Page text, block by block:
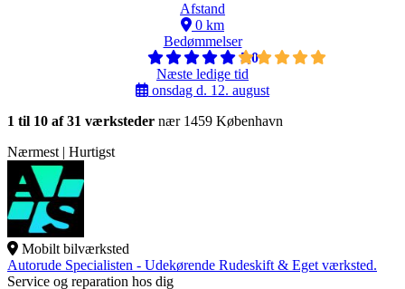
Afstand
0 km
Bedømmelser
5,0
Næste ledige tid
onsdag d. 12. august
1 til 10 af 31 værksteder nær 1459 København
Nærmest | Hurtigst
Mobilt bilværksted
Autorude Specialisten - Udekørende Rudeskift & Eget værksted.
Service og reparation hos dig